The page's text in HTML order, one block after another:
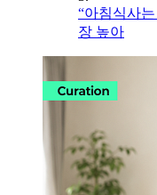
“아침식사
장 높아